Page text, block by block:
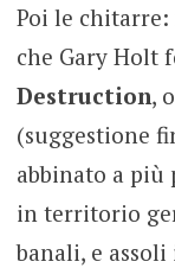
Poi le
che Gary Holt
Destruction,
(suggestione
abbinato a
in territorio
banali, e